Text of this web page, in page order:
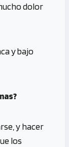
dolor
y bajo
y hacer
los